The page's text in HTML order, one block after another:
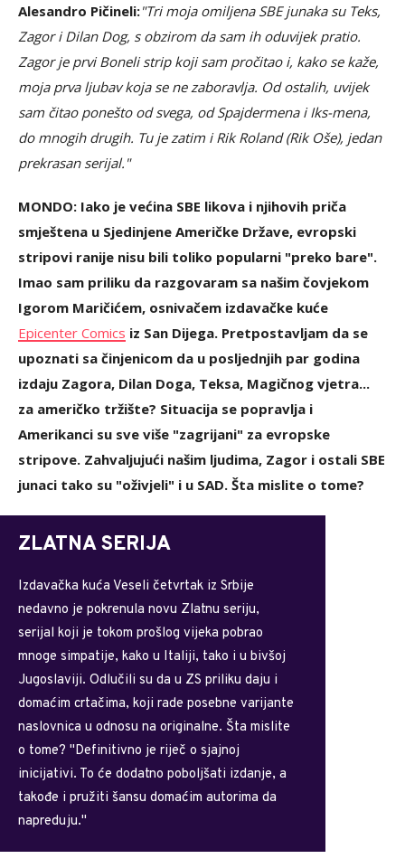
Alesandro Pičineli:"Tri moja omiljena SBE junaka su Teks,
Zagor i Dilan Dog, s obzirom da sam ih oduvijek pratio.
Zagor je prvi Boneli strip koji sam pročitao i, kako se kaže,
moja prva ljubav koja se ne zaboravlja. Od ostalih, uvijek
sam čitao ponešto od svega, od Spajdermena i Iks-mena,
do mnogih drugih. Tu je zatim i Rik Roland (Rik Oše), jedan
prekrasan serijal."
MONDO: Iako je većina SBE likova i njihovih priča
smještena u Sjedinjene Američke Države, evropski
stripovi ranije nisu bili toliko popularni "preko bare".
Imao sam priliku da razgovaram sa našim čovjekom
Igorom Maričićem, osnivačem izdavačke kuće
Epicenter Comics iz San Dijega. Pretpostavljam da se
upoznati sa činjenicom da u posljednjih par godina
izdaju Zagora, Dilan Doga, Teksa, Magičnog vjetra...
za američko tržište? Situacija se popravlja i
Amerikanci su sve više "zagrijani" za evropske
stripove. Zahvaljujući našim ljudima, Zagor i ostali SBE
junaci tako su "oživjeli" i u SAD. Šta mislite o tome?
ZLATNA SERIJA
Izdavačka kuća Veseli četvrtak iz Srbije
nedavno je pokrenula novu Zlatnu seriju,
serijal koji je tokom prošlog vijeka pobrao
mnoge simpatije, kako u Italiji, tako i u bivšoj
Jugoslaviji. Odlučili su da u ZS priliku daju i
domaćim crtačima, koji rade posebne varijante
naslovnica u odnosu na originalne. Šta mislite
o tome? "Definitivno je riječ o sjajnoj
inicijativi. To će dodatno poboljšati izdanje, a
takođe i pružiti šansu domaćim autorima da
napreduju."